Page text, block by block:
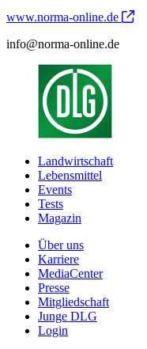
www.norma-online.de
info@norma-online.de
Landwirtschaft
Lebensmittel
Events
Tests
Magazin
Über uns
Karriere
MediaCenter
Presse
Mitgliedschaft
Junge DLG
Login